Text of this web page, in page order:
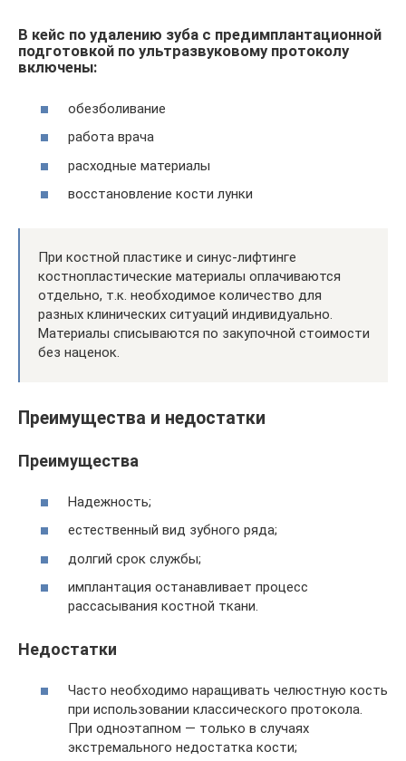
В кейс по удалению зуба с предимплантационной
подготовкой по ультразвуковому протоколу
включены:
обезболивание
работа врача
расходные материалы
восстановление кости лунки
При костной пластике и синус-лифтинге
костнопластические материалы оплачиваются
отдельно, т.к. необходимое количество для
разных клинических ситуаций индивидуально.
Материалы списываются по закупочной стоимости
без наценок.
Преимущества и недостатки
Преимущества
Надежность;
естественный вид зубного ряда;
долгий срок службы;
имплантация останавливает процесс
рассасывания костной ткани.
Недостатки
Часто необходимо наращивать челюстную кость
при использовании классического протокола.
При одноэтапном — только в случаях
экстремального недостатка кости;